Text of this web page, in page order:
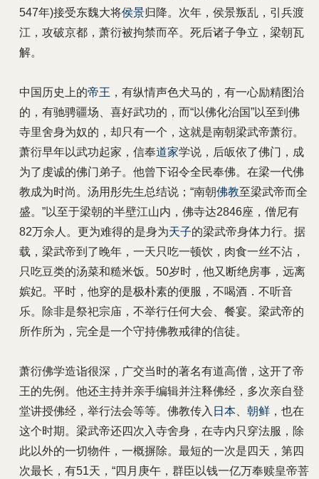
547年)接受东魏大将侯景归降。次年，侯景叛乱，引兵渡
江，攻破京都，萧衍被拘禁而卒。死后诸子争立，梁朝瓦
解。
中国历史上的帝王 ，有纵情声色犬马的，有一心励精图治
的，有驰骋疆场、喜好武功的，而“以佛化治国”以至到佛
寺里舍身为奴的，却只有一个，这就是南朝梁武帝萧衍。
萧衍早年以武功起家，信奉道家学说，后皈依了佛门，成
为了虔诚的佛门弟子。他曾下诏令全民奉佛。在梁一代佛
教成为时尚。汤用彤先生总结说；“南朝佛教至梁武帝而全
盛。”以至于梁朝的半壁江山内，佛寺达2846座，僧尼有
82万余人。更为难得的是身为天子的梁武帝身体力行。据
载，梁武帝到了晚年，一天只吃一顿饮，肉食一丝不沾，
只吃豆类的汤菜和糙米饭。50岁时，他又断绝房事，远离
嫔妃。平时，他穿的是极朴素的便服，不喝酒．不听音
乐。除非是祭祀宗庙，不举行任何大会、餐宴。梁武帝的
所作所为，完全是一个守持佛教戒律的信徒。
萧衍佛学造诣很深，广交当时的著名有道高僧，这开了帝
王的先例。他还主持并亲手编辑并注释佛经，多次亲自登
堂讲授佛经，举行法会等等。佛教传入 日本 朝鲜 ，也在
这个时期。梁武帝还四次入寺舍身，在寺内只穿法服，除
此以外的一切物件，一概摒除。最短的一次是四天，第四
次最长，有51天，“四月庚午，群臣以钱一亿万奉赎皇帝菩